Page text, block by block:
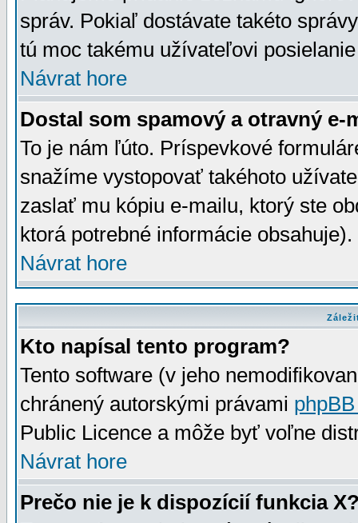
správ. Pokiaľ dostávate takéto
tú moc takému užívateľovi
Návrat hore
Dostal som spamový a otravný e-
To je nám ľúto. Príspevkové
snažíme vystopovať takéhoto
zaslať mu kópiu e-mailu, ktorý ste
ktorá potrebné informácie
Návrat hore
Kto napísal tento program?
Tento software (v jeho
chránený autorskými právami
Public Licence a môže byť voľne
Návrat hore
Prečo nie je k dispozícií funkcia